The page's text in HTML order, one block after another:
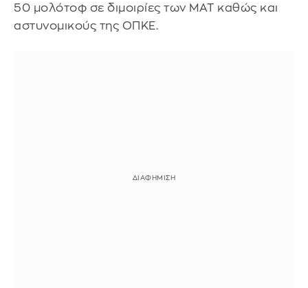
50 μολότοφ σε διμοιρίες των ΜΑΤ καθώς και
αστυνομικούς της ΟΠΚΕ.